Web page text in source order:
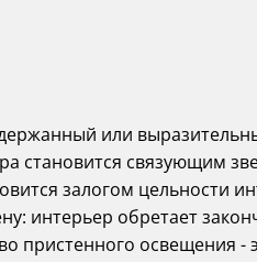
или
становится связующим
залогом цельности
интерьер обретает
пристенного освещения